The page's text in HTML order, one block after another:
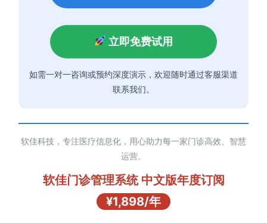
立即免费试用
如需一对一咨询或预约深度演示，欢迎随时通过客服渠道
联系我们。
软佳科技，专注医疗信息化，用心助力每一家门诊高效、智慧
运营。
软佳门诊管理系统 中文版年度订阅
¥1,898/年